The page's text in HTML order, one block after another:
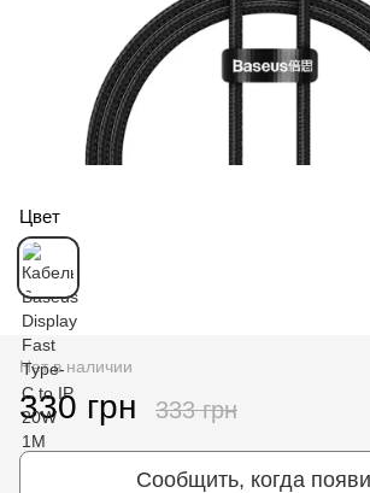
Цвет
Нет в наличии
330 грн 333 грн
Сообщить, когда